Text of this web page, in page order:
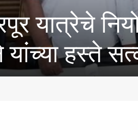
यांचा राजा